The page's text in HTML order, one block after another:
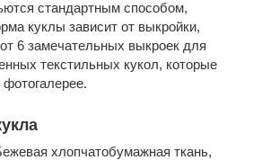
стандартным способом,
куклы зависит от выкройки,
6 замечательных выкроек для
текстильных кукол, которые
хлопчатобумажная ткань,